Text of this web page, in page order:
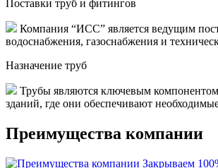
Поставки труб и фитингов
Компания “ИСС” является ведущим
водоснабжения, газоснабжения и
Назначение труб
Трубы являются ключевым
зданий, где они обеспечивают
Преимущества компании
Закрываем